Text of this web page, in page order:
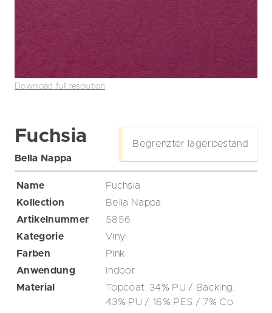
Download full resolution
Fuchsia
Bella Nappa
Begrenzter lagerbestand
Name
Fuchsia
Kollection
Bella Nappa
Artikelnummer
5856
Kategorie
Vinyl
Farben
Pink
Anwendung
Indoor
Material
Topcoat: 34% PU / Backing:
43% PU / 16% PES / 7% Co